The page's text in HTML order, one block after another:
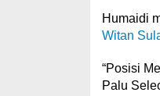
Humaidi
Witan
“Posisi
Palu